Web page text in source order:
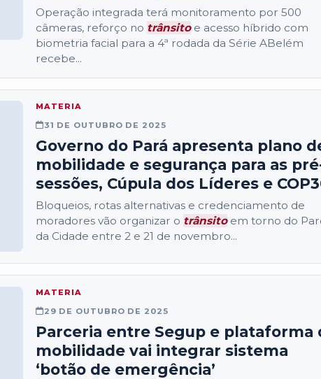
Operação integrada terá monitoramento por 500
câmeras, reforço no trânsitoe acesso híbrido com
biometria facial para a 4ª rodada da Série ABelém
recebe...
MATERIA
31 DE OUTUBRO DE 2025
Governo do Pará apresenta plano
mobilidade e segurança para as
sessões, Cúpula dos Líderes e
Bloqueios, rotas alternativas e credenciamento de
moradores vão organizar o trânsitoem torno do
da Cidade entre 2 e 21 de novembro...
MATERIA
29 DE OUTUBRO DE 2025
Parceria entre Segup e plataforma
mobilidade vai integrar sistema
‘botão de emergência’